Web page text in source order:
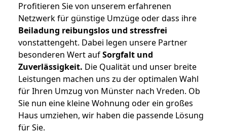
Profitieren Sie von unserem erfahrenen
Netzwerk für günstige Umzüge oder dass ihre
Beiladung reibungslos und stressfrei
vonstattengeht. Dabei legen unsere Partner
besonderen Wert aufSorgfalt und
Zuverlässigkeit. Die Qualität und unser breite
Leistungen machen uns zu der optimalen Wahl
für Ihren Umzug von Münster nach Vreden. Ob
Sie nun eine kleine Wohnung oder ein großes
Haus umziehen, wir haben die passende Lösung
für Sie.